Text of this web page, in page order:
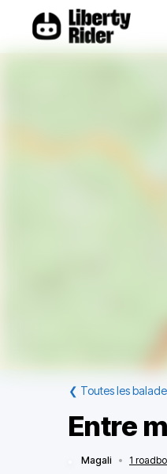
❮ Toutes les
Entre
Magali • 1